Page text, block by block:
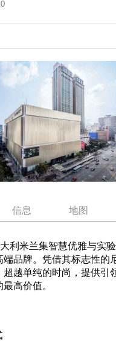
0
信息 地图
大利米兰集智慧优雅与实
端品牌。凭借其标志性的
超越单纯的时尚，提供引
高价值。